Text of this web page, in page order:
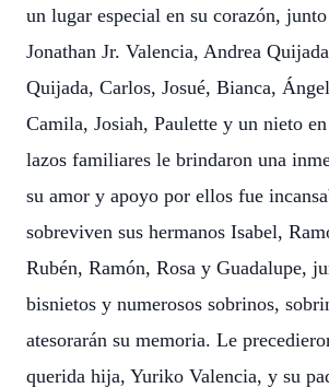
un lugar especial en su corazón,
Jonathan Jr. Valencia, Andrea
Quijada, Carlos, Josué, Bianca,
Camila, Josiah, Paulette y un nieto
lazos familiares le brindaron una
su amor y apoyo por ellos fue
sobreviven sus hermanos Isabel,
Rubén, Ramón, Rosa y Guadalupe,
bisnietos y numerosos sobrinos,
atesorarán su memoria. Le
querida hija, Yuriko Valencia, y su